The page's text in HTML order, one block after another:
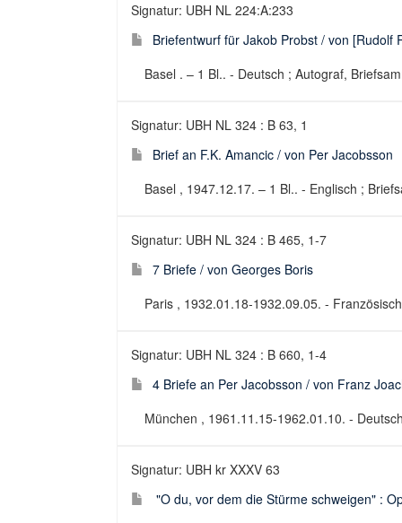
Signatur: UBH NL 224:A:233
Briefentwurf für Jakob Probst / von [Rudolf
Basel . – 1 Bl.. - Deutsch ; Autograf,
Signatur: UBH NL 324 : B 63, 1
Brief an F.K. Amancic / von Per Jacobsson
Basel , 1947.12.17. – 1 Bl.. - Englisch ;
Signatur: UBH NL 324 : B 465, 1-7
7 Briefe / von Georges Boris
Paris , 1932.01.18-1932.09.05. -
Signatur: UBH NL 324 : B 660, 1-4
4 Briefe an Per Jacobsson / von Franz
München , 1961.11.15-1962.01.10. -
Signatur: UBH kr XXXV 63
"O du, vor dem die Stürme schweigen" :